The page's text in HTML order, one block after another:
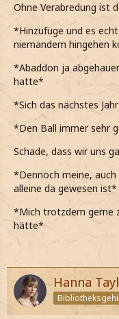
Ohne Verabredung ist
*Hinzufüge und es
niemandem hingehen
*Abaddon ja
hatte*
*Sich das nächstes
*Den Ball immer sehr
Schade, dass wir uns
*Dennoch meine,
alleine da gewesen ist*
*Mich trotzdem gerne
hätte*
Hanna